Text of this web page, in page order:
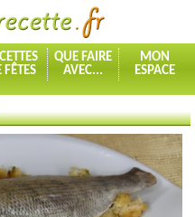
FÊTES
QUE FAIRE
AVEC...
MON
ESPACE